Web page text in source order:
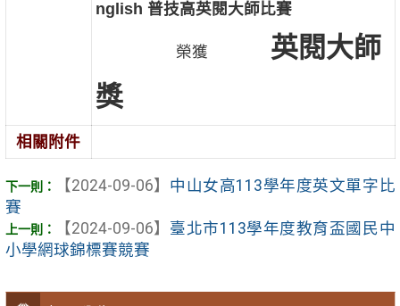
nglish 普技高英閱大師比賽
榮獲 英閱大師
獎
相關附件
【2024-09-06】 中山女高113學年度英文單字比
賽
【2024-09-06】 臺北市113學年度教育盃國民中
小學網球錦標賽競賽